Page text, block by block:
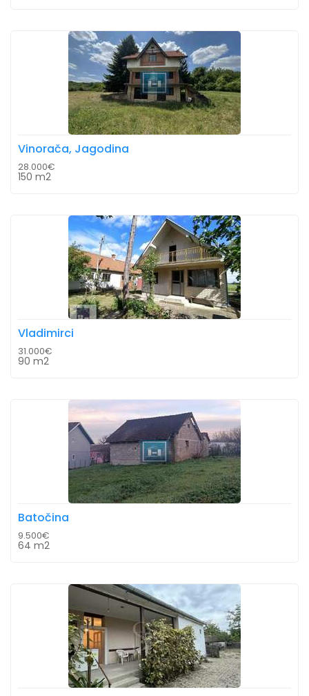
Vinorača, Jagodina
28.000€
150 m2
Vladimirci
31.000€
90 m2
Batočina
9.500€
64 m2